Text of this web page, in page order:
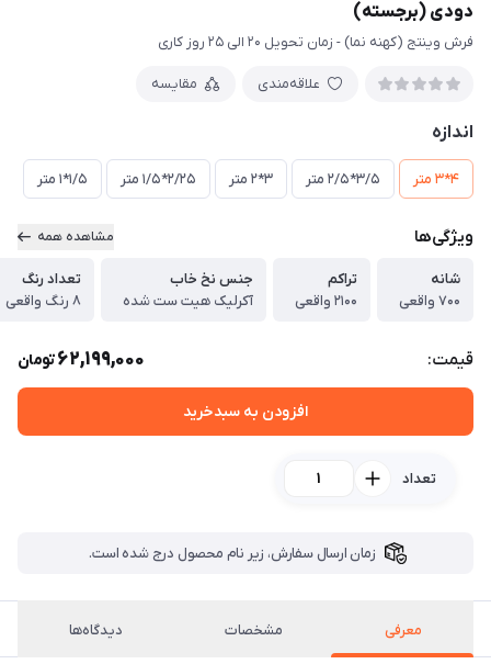
دودی (برجسته)
فرش وینتج (کهنه نما) - زمان تحویل 20 الی 25 روز کاری
علاقه‌مندی مقایسه
اندازه
4*3 متر 3/5*2/5 متر 3*2 متر 2/25*1/5 متر 1/5*1 متر
ویژگی‌ها مشاهده همه
شانه
700 واقعی
تراکم
2100 واقعی
جنس نخ خاب
آکرلیک هیت ست شده
تعداد رنگ
8 رنگ واقعی
قیمت: 62,199,000تومان
افزودن به سبدخرید
تعداد
زمان ارسال سفارش، زیر نام محصول درج شده است.
معرفی مشخصات دیدگاه‌ها